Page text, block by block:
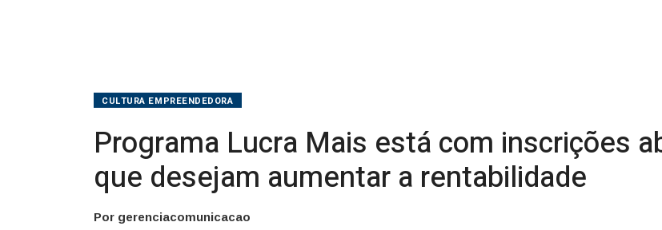
CULTURA EMPREENDEDORA
Programa Lucra Mais está com inscrições
que desejam aumentar a rentabilidade
Por gerenciacomunicacao